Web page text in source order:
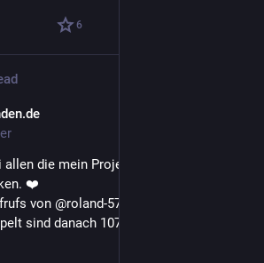
6
die mein Projekt unterstützt haben
❤️
von @roland-5742.bsky.social das er
sind danach 1070 € zusammen